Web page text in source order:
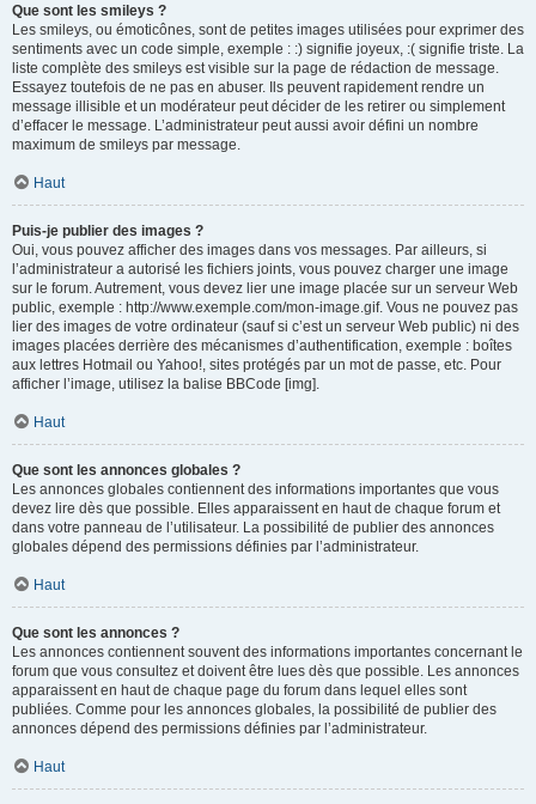
Que sont les smileys ?
Les smileys, ou émoticônes, sont de petites images utilisées pour exprimer des
sentiments avec un code simple, exemple : :) signifie joyeux, :( signifie triste. La
liste complète des smileys est visible sur la page de rédaction de message.
Essayez toutefois de ne pas en abuser. Ils peuvent rapidement rendre un
message illisible et un modérateur peut décider de les retirer ou simplement
d’effacer le message. L’administrateur peut aussi avoir défini un nombre
maximum de smileys par message.
Haut
Puis-je publier des images ?
Oui, vous pouvez afficher des images dans vos messages. Par ailleurs, si
l’administrateur a autorisé les fichiers joints, vous pouvez charger une image
sur le forum. Autrement, vous devez lier une image placée sur un serveur Web
public, exemple : http://www.exemple.com/mon-image.gif. Vous ne pouvez pas
lier des images de votre ordinateur (sauf si c’est un serveur Web public) ni des
images placées derrière des mécanismes d’authentification, exemple : boîtes
aux lettres Hotmail ou Yahoo!, sites protégés par un mot de passe, etc. Pour
afficher l’image, utilisez la balise BBCode [img].
Haut
Que sont les annonces globales ?
Les annonces globales contiennent des informations importantes que vous
devez lire dès que possible. Elles apparaissent en haut de chaque forum et
dans votre panneau de l’utilisateur. La possibilité de publier des annonces
globales dépend des permissions définies par l’administrateur.
Haut
Que sont les annonces ?
Les annonces contiennent souvent des informations importantes concernant le
forum que vous consultez et doivent être lues dès que possible. Les annonces
apparaissent en haut de chaque page du forum dans lequel elles sont
publiées. Comme pour les annonces globales, la possibilité de publier des
annonces dépend des permissions définies par l’administrateur.
Haut